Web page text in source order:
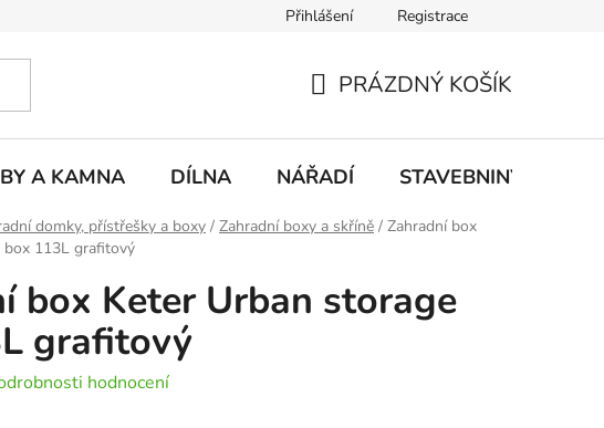
Doprava a platbaPřihlášení Registrace
KOŠÍK
PRÁZDNÝ KOŠÍK
A KAMNA DÍLNA NÁŘADÍ STAVEBNINY
domky, přístřešky a boxy / Zahradní boxy a skříně / Zahradní box
box 113L grafitový
box Keter Urban storage
grafitový
hodnocení